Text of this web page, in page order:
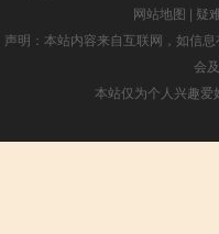
网站地图 | 疑
声明：本站内容来自互联网，如信
会
本站仅为个人兴趣爱